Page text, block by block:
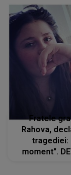
Fratele
Rahova,
tragediei:
moment".